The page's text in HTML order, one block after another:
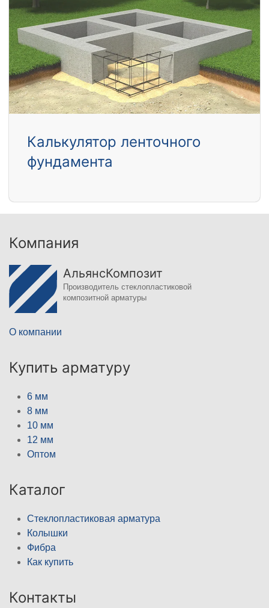
Калькулятор ленточного
фундамента
Компания
АльянсКомпозит
Производитель стеклопластиковой
композитной арматуры
О компании
Купить арматуру
6 мм
8 мм
10 мм
12 мм
Оптом
Каталог
Стеклопластиковая арматура
Колышки
Фибра
Как купить
Контакты